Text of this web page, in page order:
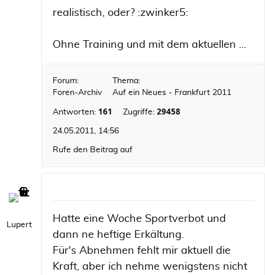
realistisch, oder? :zwinker5:
Ohne Training und mit dem aktuellen ...
Forum:
Foren-Archiv
Thema:
Auf ein Neues - Frankfurt 2011
Antworten: 161 Zugriffe: 29458
24.05.2011, 14:56
Rufe den Beitrag auf
Lupert
Hatte eine Woche Sportverbot und
dann ne heftige Erkältung.
Für's Abnehmen fehlt mir aktuell die
Kraft, aber ich nehme wenigstens nicht